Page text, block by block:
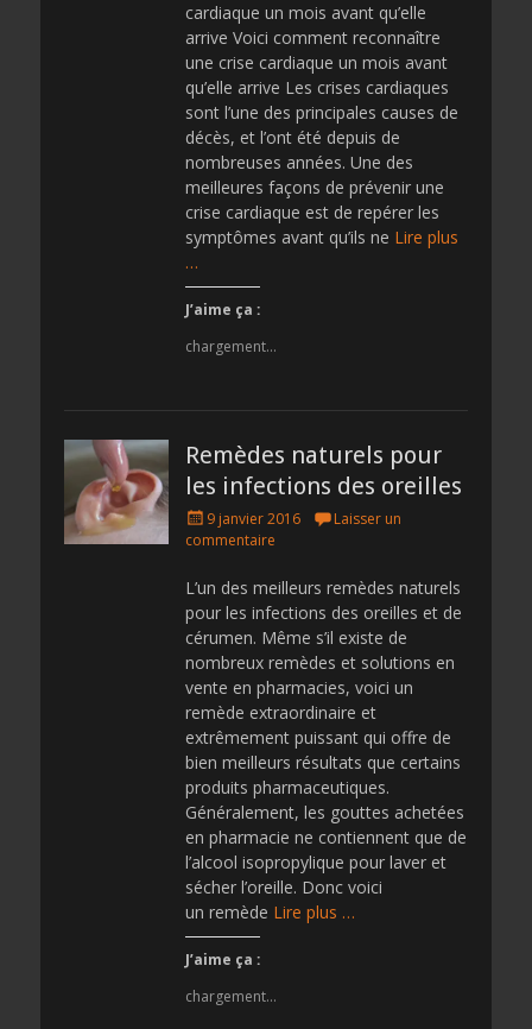
cardiaque un mois avant qu’elle
arrive Voici comment reconnaître
une crise cardiaque un mois avant
qu’elle arrive Les crises cardiaques
sont l’une des principales causes de
décès, et l’ont été depuis de
nombreuses années. Une des
meilleures façons de prévenir une
crise cardiaque est de repérer les
symptômes avant qu’ils ne Lire plus
…
J’aime ça :
chargement…
Remèdes naturels pour
les infections des oreilles
Posted
on
9 janvier 2016
Laisser un
commentaire
L’un des meilleurs remèdes naturels
pour les infections des oreilles et de
cérumen. Même s’il existe de
nombreux remèdes et solutions en
vente en pharmacies, voici un
remède extraordinaire et
extrêmement puissant qui offre de
bien meilleurs résultats que certains
produits pharmaceutiques.
Généralement, les gouttes achetées
en pharmacie ne contiennent que de
l’alcool isopropylique pour laver et
sécher l’oreille. Donc voici
un remède Lire plus …
J’aime ça :
chargement…